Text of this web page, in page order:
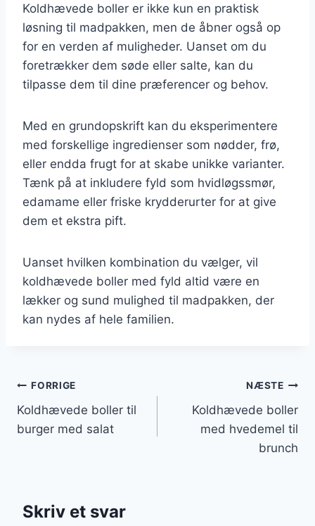
Koldhævede boller er ikke kun en praktisk
løsning til madpakken, men de åbner også op
for en verden af muligheder. Uanset om du
foretrækker dem søde eller salte, kan du
tilpasse dem til dine præferencer og behov.
Med en grundopskrift kan du eksperimentere
med forskellige ingredienser som nødder, frø,
eller endda frugt for at skabe unikke varianter.
Tænk på at inkludere fyld som hvidløgssmør,
edamame eller friske krydderurter for at give
dem et ekstra pift.
Uanset hvilken kombination du vælger, vil
koldhævede boller med fyld altid være en
lækker og sund mulighed til madpakken, der
kan nydes af hele familien.
Indlægsnavigation
FORRIGE
Koldhævede boller til
burger med salat
NÆSTE
Koldhævede boller
med hvedemel til
brunch
Skriv et svar